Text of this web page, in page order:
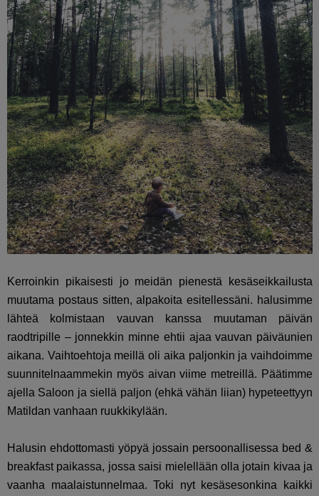
Kerroinkin pikaisesti jo meidän pienestä kesäseikkailusta
muutama postaus sitten, alpakoita esitellessäni. halusimme
lähteä kolmistaan vauvan kanssa muutaman päivän
raodtripille – jonnekkin minne ehtii ajaa vauvan päiväunien
aikana. Vaihtoehtoja meillä oli aika paljonkin ja vaihdoimme
suunnitelnaammekin myös aivan viime metreillä. Päätimme
ajella Saloon ja siellä paljon (ehkä vähän liian) hypeteettyyn
Matildan vanhaan ruukkikylään.
Halusin ehdottomasti yöpyä jossain persoonallisessa bed &
breakfast paikassa, jossa saisi mielellään olla jotain kivaa ja
vaanha maalaistunnelmaa. Toki nyt kesäsesonkina kaikki